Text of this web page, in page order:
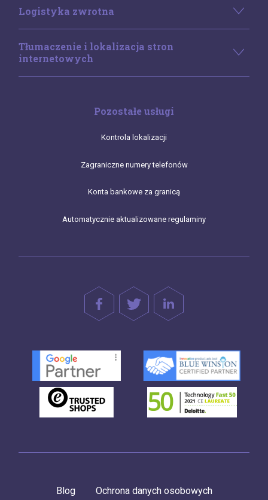
Logistyka zwrotna
Tłumaczenie i lokalizacja stron
internetowych
Pozostałe usługi
Kontrola lokalizacji
Zagraniczne numery telefonów
Konta bankowe za granicą
Automatycznie aktualizowane regulaminy
Blog Ochrona danych osobowych